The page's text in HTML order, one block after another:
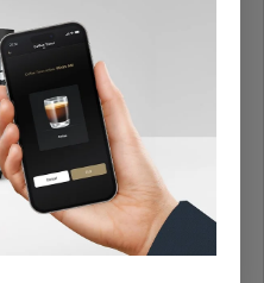
Aroma Grinder (P.A.G.)
mm